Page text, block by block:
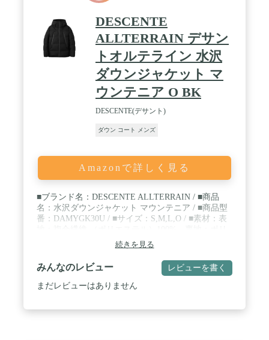
DESCENTE
ALLTERRAIN デサン
トオルテライン 水沢
ダウンジャケット マ
ウンテニア O BK
DESCENTE(デサント)
ダウン コート メンズ
Amazonで詳しく見る
■ブランド名：DESCENTE ALLTERRAIN / ■商品
名：水沢ダウンジャケット マウンテニア / ■商品型
番：DAMYGK30U / ■サイズ：S,M,L,O / ■素材：表
続きを見る
みんなのレビュー レビューを書く
まだレビューはありません